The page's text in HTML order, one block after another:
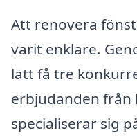
Att renovera
varit enklare.
lätt få tre
erbjudanden från
specialiserar sig